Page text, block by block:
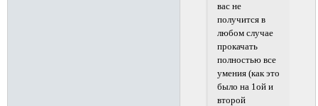
вас не
получится в
любом случае
прокачать
полностью все
умения (как это
было на 1ой и
второй